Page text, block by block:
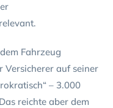
Fahrzeug
Versicherer auf seiner
– 3.000
reichte aber dem